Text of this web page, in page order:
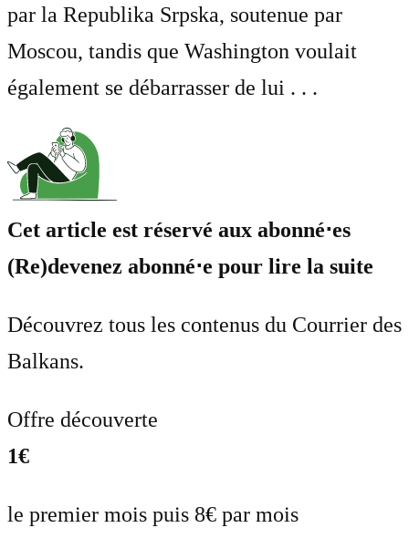
par la Republika Srpska, soutenue par
Moscou, tandis que Washington voulait
également se débarrasser de lui . . .
Cet article est réservé aux abonné⋅es
(Re)devenez abonné⋅e pour lire la suite
Découvrez tous les contenus du Courrier des
Balkans.
Offre découverte
1€
le premier mois puis 8€ par mois